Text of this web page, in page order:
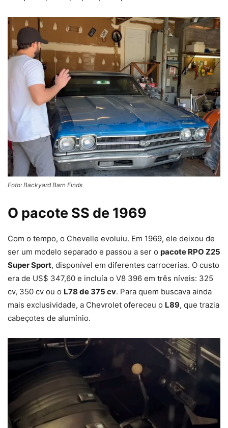
Foto: Backyard Barn Finds
O pacote SS de 1969
Com o tempo, o Chevelle evoluiu. Em 1969, ele deixou de
ser um modelo separado e passou a ser o pacote RPO Z25
Super Sport, disponível em diferentes carrocerias. O custo
era de US$ 347,60 e incluía o V8 396 em três níveis: 325
cv, 350 cv ou o L78 de 375 cv. Para quem buscava ainda
mais exclusividade, a Chevrolet ofereceu o L89, que trazia
cabeçotes de alumínio.